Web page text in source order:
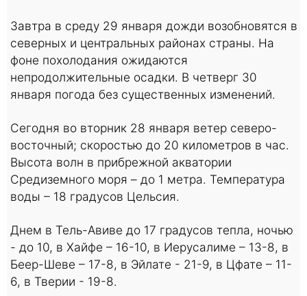
Завтра в среду 29 января дожди возобновятся в
северных и центральных районах страны. На
фоне похолодания ожидаются
непродолжительные осадки. В четверг 30
января погода без существенных изменений.
Сегодня во вторник 28 января ветер северо-
восточный; скоростью до 20 километров в час.
Высота волн в прибрежной акватории
Средиземного моря – до 1 метра. Температура
воды – 18 градусов Цельсия.
Днем в Тель-Авиве до 17 градусов тепла, ночью
- до 10, в Хайфе – 16-10, в Иерусалиме – 13-8, в
Беер-Шеве – 17-8, в Эйлате - 21-9, в Цфате – 11-
6, в Тверии - 19-8.